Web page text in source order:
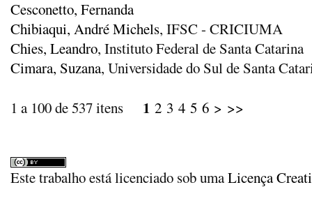
Cesconetto, Fernanda
Chibiaqui, André Michels, IFSC - CRICIUMA
Chies, Leandro, Instituto Federal de Santa Catarina
Cimara, Suzana, Universidade do Sul de Santa
1 a 100 de 537 itens 1 2 3 4 5 6 > >>
Este trabalho está licenciado sob umaLicença